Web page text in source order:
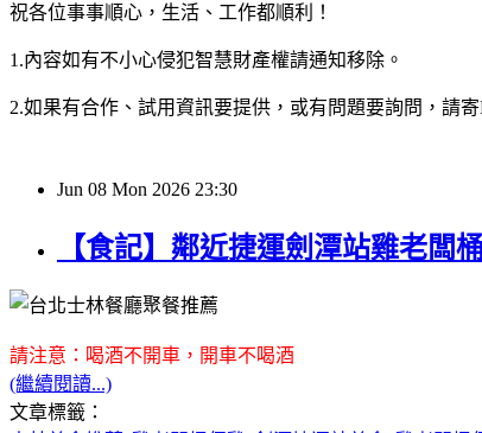
祝各位事事順心，生活、工作都順利！
1.內容如有不小心侵犯智慧財產權請通知移除。
2.如果有合作、試用資訊要提供，或有問題要詢問，請寄
Jun 08 Mon 2026 23:30
【食記】鄰近捷運劍潭站雞老
請注意：喝酒不開車，開車不喝酒
(繼續閱讀...)
文章標籤：